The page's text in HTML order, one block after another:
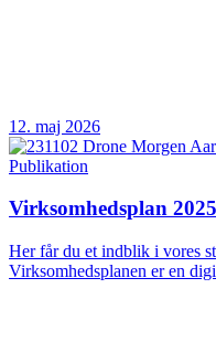
12. maj 2026
Publikation
Virksomhedsplan 2025
Her får du et indblik i vores
Virksomhedsplanen er en